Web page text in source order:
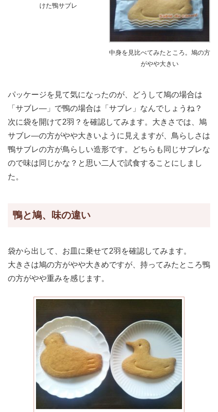
けた鴨サブレ
中身を見比べてみたところ。鳩の方
がやや大きい
パッケージを見て気になったのが、どうして鳩の場合は
「サブレ―」で鴨の場合は「サブレ」なんでしょうね？
次に袋を開けて2羽？を確認してみます。大きさでは、鳩
サブレ―の方がやや大きいように見えますが、鳥らしさは
鴨サブレの方が鳥らしい造形です。どちらも同じサブレな
ので味は同じかな？と思い二人で試食することにしまし
た。
鴨と鳩、味の違い
袋から出して、お皿に乗せて2羽を確認してみます。
大きさは鳩の方がやや大きめですが、持ってみたところ鴨
の方がやや重みを感じます。